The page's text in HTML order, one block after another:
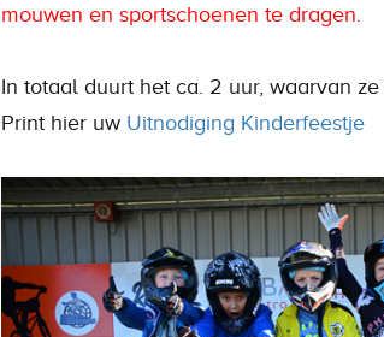
mouwen en sportschoenen te dragen.
In totaal duurt het ca. 2 uur, waarvan
Print hier uw Uitnodiging Kinderfeestje